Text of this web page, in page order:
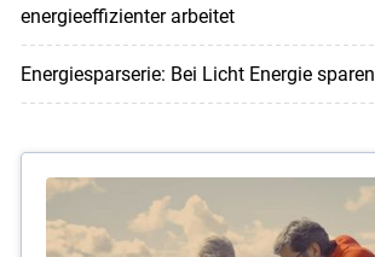
energieeffizienter arbeitet
Energiesparserie: Bei Licht Energie sparen